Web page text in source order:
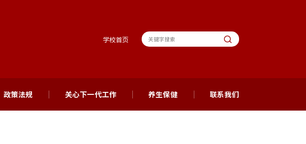
学校首页
政策法规 关心下一代工作 养生保健 联系我们